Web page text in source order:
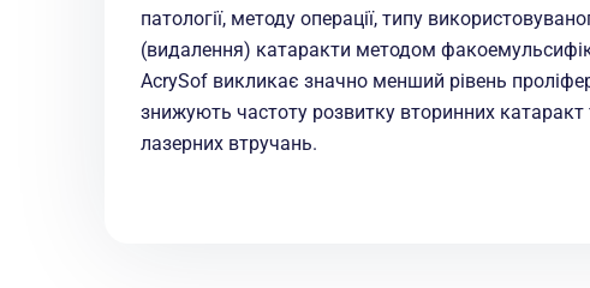
патології, методу операції, типу
(видалення) катаракти методом
AcrySof викликає значно менший рівень
знижують частоту розвитку вторинних
лазерних втручань.